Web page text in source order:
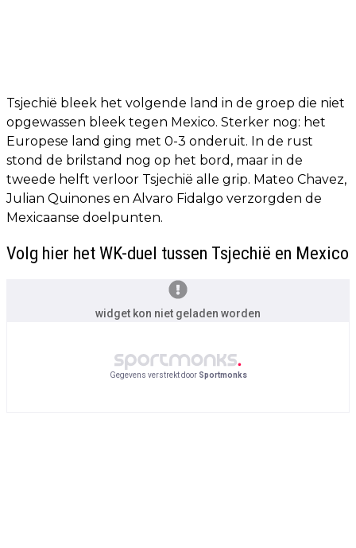
Tsjechië bleek het volgende land in de groep die niet
opgewassen bleek tegen Mexico. Sterker nog: het
Europese land ging met 0-3 onderuit. In de rust
stond de brilstand nog op het bord, maar in de
tweede helft verloor Tsjechië alle grip. Mateo Chavez,
Julian Quinones en Alvaro Fidalgo verzorgden de
Mexicaanse doelpunten.
Volg hier het WK-duel tussen Tsjechië en Mexico
widget kon niet geladen worden
Gegevens verstrekt door Sportmonks